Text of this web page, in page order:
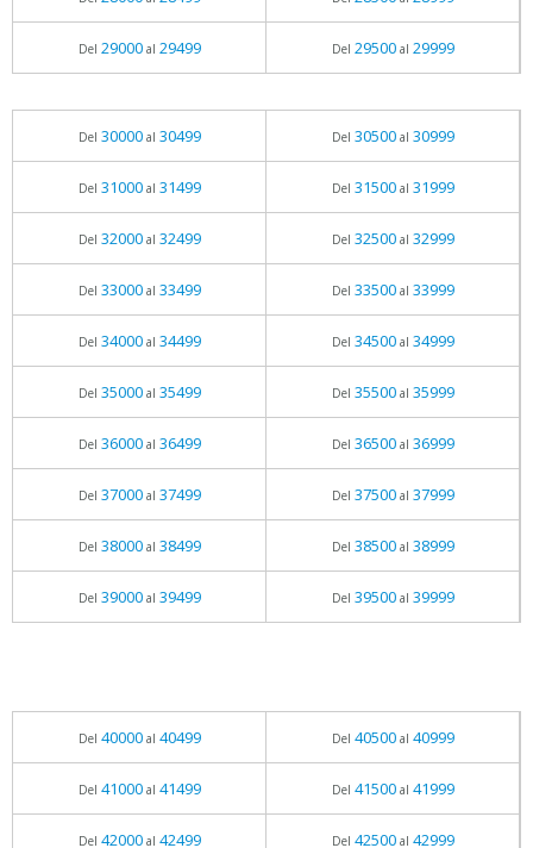
Del 29000al 29499 Del 29500al 29999
Del 30000al 30499 Del 30500al 30999
Del 31000al 31499 Del 31500al 31999
Del 32000al 32499 Del 32500al 32999
Del 33000al 33499 Del 33500al 33999
Del 34000al 34499 Del 34500al 34999
Del 35000al 35499 Del 35500al 35999
Del 36000al 36499 Del 36500al 36999
Del 37000al 37499 Del 37500al 37999
Del 38000al 38499 Del 38500al 38999
Del 39000al 39499 Del 39500al 39999
Del 40000al 40499 Del 40500al 40999
Del 41000al 41499 Del 41500al 41999
Del 42000al 42499 Del 42500al 42999